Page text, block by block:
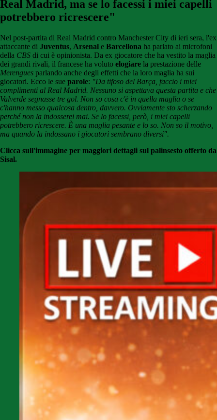
Real Madrid, ma se lo facessi i miei capelli
potrebbero ricrescere"
Nel post-partita di Real Madrid contro Manchester City di ieri sera, l'ex
attaccante di Juventus, Arsenal e Barcellona ha parlato ai microfoni
della CBS di cui è opinionista. Da ex giocatore che ha vestito la maglia
dei grandi rivali, il francese ha voluto elogiare la prestazione delle
Merengues parlando anche degli effetti che la loro maglia ha sui
giocatori. Ecco le sue parole: "Da tifoso del Barça, faccio i miei
complimenti al Real Madrid. Nessuno si aspettava questa partita e che
Valverde segnasse tre gol. Non so cosa c'è in quella maglia o se
c'hanno messo qualcosa dentro, davvero. Ovviamente sto scherzando
perché non la indosserei mai. Se lo facessi, però, i miei capelli
potrebbero ricrescere. È una maglia pesante e lo so. Non so il motivo,
ma quando la indossano i giocatori sembrano diversi".
Clicca sull'immagine per maggiori dettagli sul palinsesto offerto da
Sisal.